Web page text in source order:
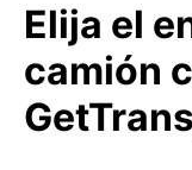
Elija el
camión